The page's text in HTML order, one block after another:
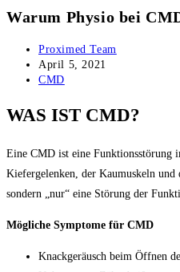
Warum Physio bei
Beitrags-
Autor:
Proximed Team
Beitrag
veröffentlicht:
April 5, 2021
Beitrags-
CMD
WAS IST CMD?
Eine CMD ist eine Funktionsstörung
Kiefergelenken, der Kaumuskeln
sondern „nur“ eine Störung der
Mögliche Symptome für CMD
Knackgeräusch beim Öffnen